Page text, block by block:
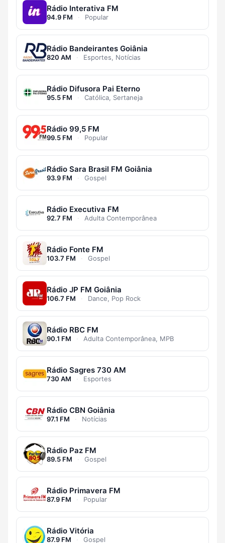
Rádio Interativa FM
94.9 FM · Popular
Rádio Bandeirantes Goiânia
820 AM · Esportes, Notícias
Rádio Difusora Pai Eterno
95.5 FM · Católica, Sertaneja
Rádio 99,5 FM
99.5 FM · Popular
Rádio Sara Brasil FM Goiânia
93.9 FM · Gospel
Rádio Executiva FM
92.7 FM · Adulta Contemporânea
Rádio Fonte FM
103.7 FM · Gospel
Rádio JP FM Goiânia
106.7 FM · Dance, Pop Rock
Rádio RBC FM
90.1 FM · Adulta Contemporânea, MPB
Rádio Sagres 730 AM
730 AM · Esportes
Rádio CBN Goiânia
97.1 FM · Notícias
Rádio Paz FM
89.5 FM · Gospel
Rádio Primavera FM
87.9 FM · Popular
Rádio Vitória
87.9 FM · Gospel